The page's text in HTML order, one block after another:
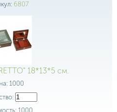
6807
18*13*5 см.
1000
1000